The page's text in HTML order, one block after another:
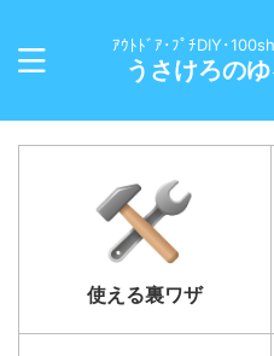
ｱｳﾄﾄﾞｱ･ﾌﾟﾁDIY･
うさけろの
使える裏ワザ